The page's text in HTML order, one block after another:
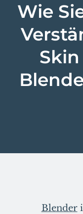
Projekte
Über uns
Kontakt
Wie
Blender